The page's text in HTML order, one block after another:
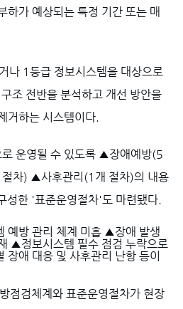
하가 예상되는 특정 기간 또는 매
나 1등급 정보시스템을 대상으로
조 전반을 분석하고 개선 방안을
거하는 시스템이다.
운영될 수 있도록 ▲장애예방(5
차) ▲사후관리(1개 절차)의 내용
성한 '표준운영절차'도 마련됐다.
예방 관리 체계 미흡 ▲장애 발생
▲정보시스템 필수 점검 누락으로
애 대응 및 사후관리 난항 등이
점검체계와 표준운영절차가 현장